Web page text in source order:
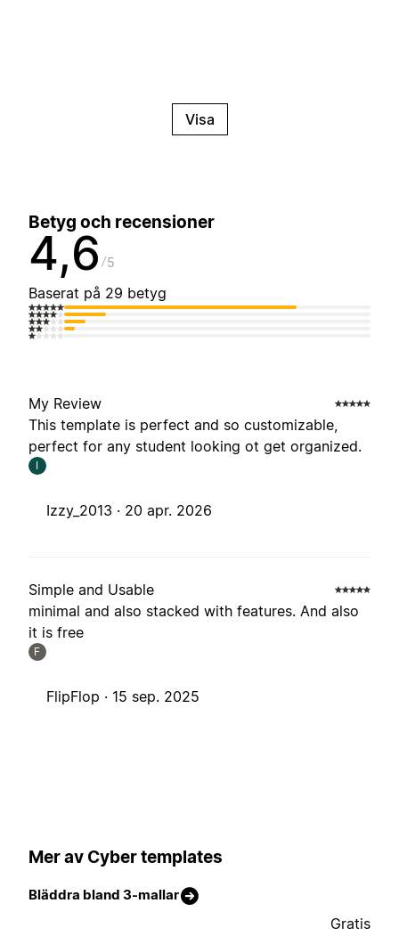
Visa
Betyg och recensioner
4,6 5
Baserat på 29 betyg
My Review
This template is perfect and so customizable,
perfect for any student looking ot get organized.
I
Izzy_2013 · 20 apr. 2026
Simple and Usable
minimal and also stacked with features. And also
it is free
F
FlipFlop · 15 sep. 2025
Mer av Cyber templates
Bläddra bland 3-mallar
Gratis